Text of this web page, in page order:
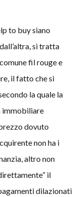
to buy siano
si tratta
fil rouge e
il fatto che si
la quale la
immobiliare
dovuto
non ha i
altro non
il
dilazionati